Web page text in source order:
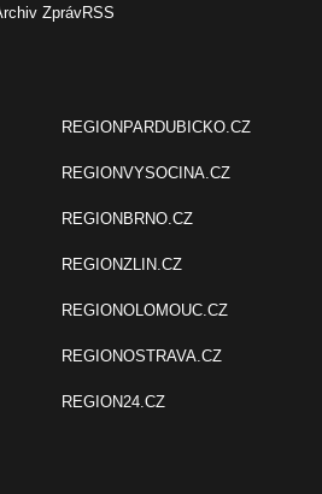
ZprávRSS
REGIONPARDUBICKO.CZ
REGIONVYSOCINA.CZ
REGIONBRNO.CZ
REGIONZLIN.CZ
REGIONOLOMOUC.CZ
REGIONOSTRAVA.CZ
REGION24.CZ